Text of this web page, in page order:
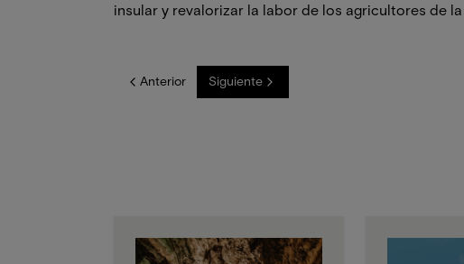
insular y revalorizar la labor de los agricultores de
Anterior Siguiente